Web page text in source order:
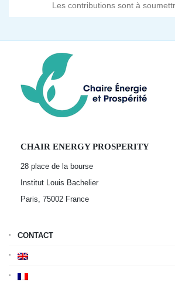
Les contributions sont à
CHAIR ENERGY PROSPERITY
28 place de la bourse
Institut Louis Bachelier
Paris, 75002 France
CONTACT